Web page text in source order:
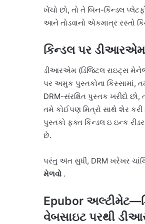
ખેંચો છો, તો તે બિન-કિન્ડલ
આને તોડવાનો એકમાત્ર રસ્તો
કિન્ડલ પર
ડીઆરએમ (ડિજિટલ રાઇટ્સ
પર અમુક પુસ્તકોના કિસ્સામાં,
DRM-સંરક્ષિત પુસ્તક ખરીદો
તમે કોઈપણ મિત્રો સાથે શેર
પુસ્તકો ફક્ત કિન્ડલ ઇ ઇન્ક
છે.
પરંતુ અંત સુધી, DRM ખરેખર
મેળવો .
Epubor
વેબસાઇટ પરથી